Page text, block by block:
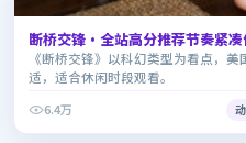
断桥交锋·全站高分推荐节奏紧凑
《断桥交锋》以科幻类型为看点，
适，适合休闲时段观看。
6.4万